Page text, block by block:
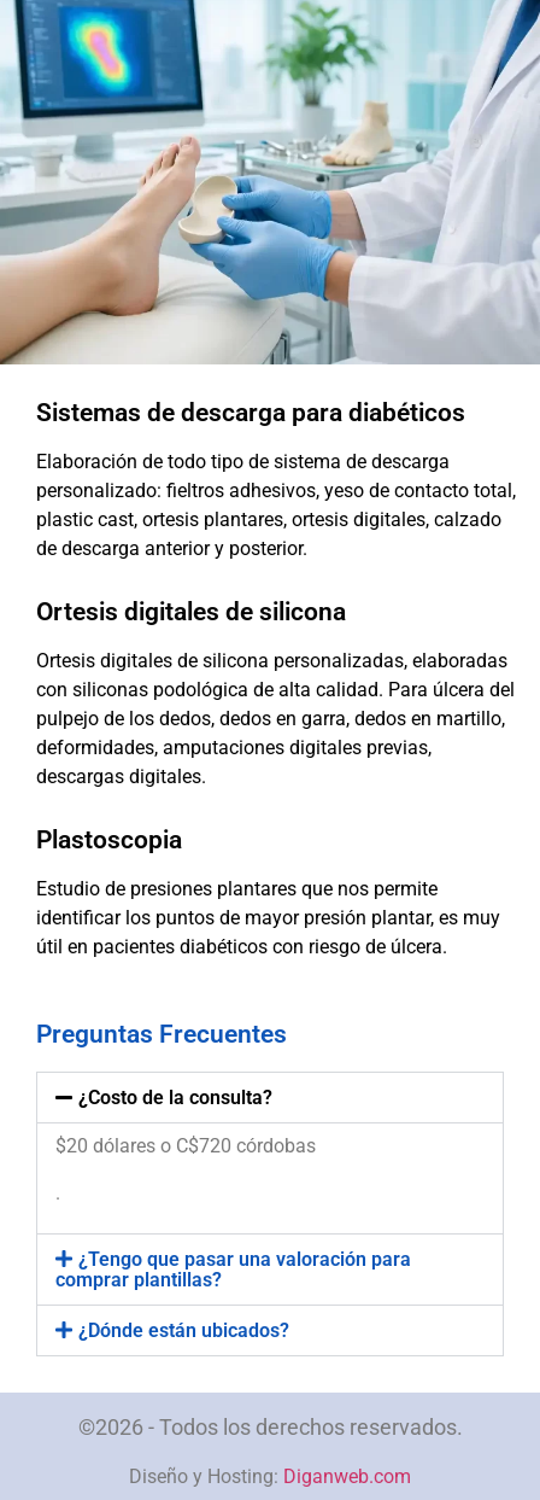
Sistemas de descarga para diabéticos
Elaboración de todo tipo de sistema de descarga
personalizado: fieltros adhesivos, yeso de contacto total,
plastic cast, ortesis plantares, ortesis digitales, calzado
de descarga anterior y posterior.
Ortesis digitales de silicona
Ortesis digitales de silicona personalizadas, elaboradas
con siliconas podológica de alta calidad. Para úlcera del
pulpejo de los dedos, dedos en garra, dedos en martillo,
deformidades, amputaciones digitales previas,
descargas digitales.
Plastoscopia
Estudio de presiones plantares que nos permite
identificar los puntos de mayor presión plantar, es muy
útil en pacientes diabéticos con riesgo de úlcera.
Preguntas Frecuentes
¿Costo de la consulta?
$20 dólares o C$720 córdobas
.
¿Tengo que pasar una valoración para
comprar plantillas?
¿Dónde están ubicados?
©2026 - Todos los derechos reservados.
Diseño y Hosting: Diganweb.com